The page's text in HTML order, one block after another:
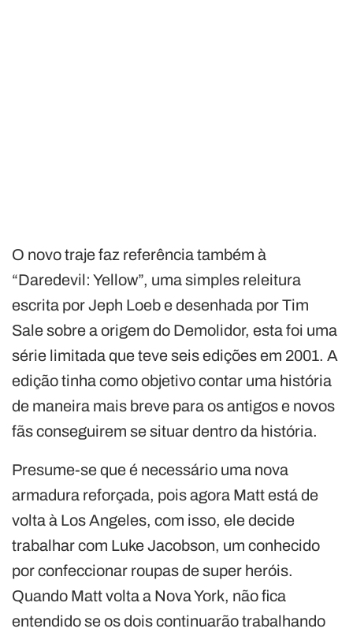
O novo traje faz referência também à
“Daredevil: Yellow”, uma simples releitura
escrita por Jeph Loeb e desenhada por Tim
Sale sobre a origem do Demolidor, esta foi uma
série limitada que teve seis edições em 2001. A
edição tinha como objetivo contar uma história
de maneira mais breve para os antigos e novos
fãs conseguirem se situar dentro da história.
Presume-se que é necessário uma nova
armadura reforçada, pois agora Matt está de
volta à Los Angeles, com isso, ele decide
trabalhar com Luke Jacobson, um conhecido
por confeccionar roupas de super heróis.
Quando Matt volta a Nova York, não fica
entendido se os dois continuarão trabalhando